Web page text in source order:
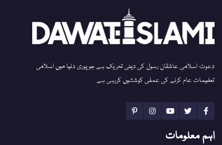
دعوت اسلامی عاشقان رسول کی دینی تحریک ہے جو پوری دنیا میں اسلامی
تعلیمات عام کرنے کی عملی کوششیں کررہی ہے
اہم معلومات